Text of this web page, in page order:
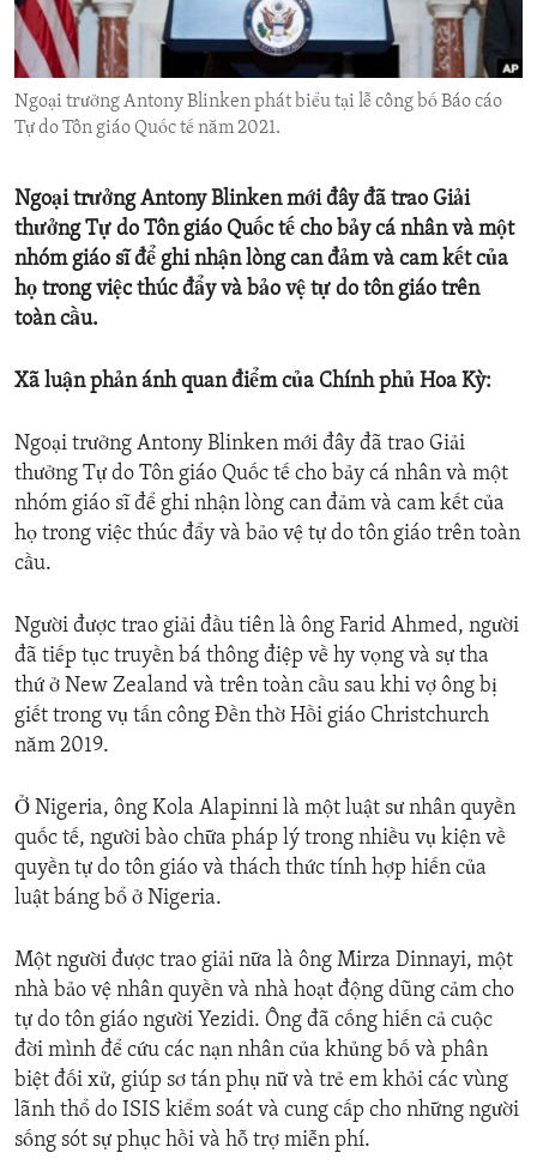
ENVIRONMENT AND HEALTH
IDEALS AND INSTITUTIONS
Ngoại trưởng Antony Blinken phát biểu tại lễ công bố Báo cáo
Tự do Tôn giáo Quốc tế năm 2021.
Ngoại trưởng Antony Blinken mới đây đã trao Giải
thưởng Tự do Tôn giáo Quốc tế cho bảy cá nhân và một
nhóm giáo sĩ để ghi nhận lòng can đảm và cam kết của
họ trong việc thúc đẩy và bảo vệ tự do tôn giáo trên
toàn cầu.
Xã luận phản ánh quan điểm của Chính phủ Hoa Kỳ:
Ngoại trưởng Antony Blinken mới đây đã trao Giải
thưởng Tự do Tôn giáo Quốc tế cho bảy cá nhân và một
nhóm giáo sĩ để ghi nhận lòng can đảm và cam kết của
họ trong việc thúc đẩy và bảo vệ tự do tôn giáo trên toàn
cầu.
Người được trao giải đầu tiên là ông Farid Ahmed, người
đã tiếp tục truyền bá thông điệp về hy vọng và sự tha
thứ ở New Zealand và trên toàn cầu sau khi vợ ông bị
giết trong vụ tấn công Đền thờ Hồi giáo Christchurch
năm 2019.
Ở Nigeria, ông Kola Alapinni là một luật sư nhân quyền
quốc tế, người bào chữa pháp lý trong nhiều vụ kiện về
quyền tự do tôn giáo và thách thức tính hợp hiến của
luật báng bổ ở Nigeria.
Một người được trao giải nữa là ông Mirza Dinnayi, một
nhà bảo vệ nhân quyền và nhà hoạt động dũng cảm cho
tự do tôn giáo người Yezidi. Ông đã cống hiến cả cuộc
đời mình để cứu các nạn nhân của khủng bố và phân
biệt đối xử, giúp sơ tán phụ nữ và trẻ em khỏi các vùng
lãnh thổ do ISIS kiểm soát và cung cấp cho những người
sống sót sự phục hồi và hỗ trợ miễn phí.